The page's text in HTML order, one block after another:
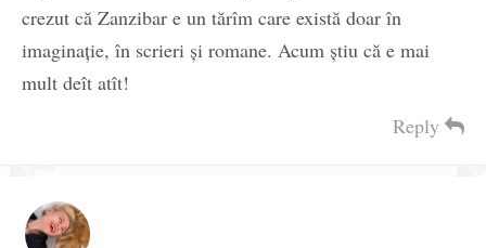
crezut că Zanzibar e un tărîm care există doar în
imaginaţie, în scrieri şi romane. Acum ştiu că e mai
mult deît atît!
Reply